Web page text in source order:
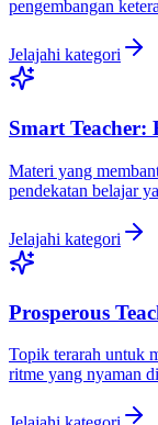
pengembangan
Jelajahi kategori
Smart Teacher:
Materi yang
pendekatan belajar
Jelajahi kategori
Prosperous
Topik terarah untuk
ritme yang nyaman